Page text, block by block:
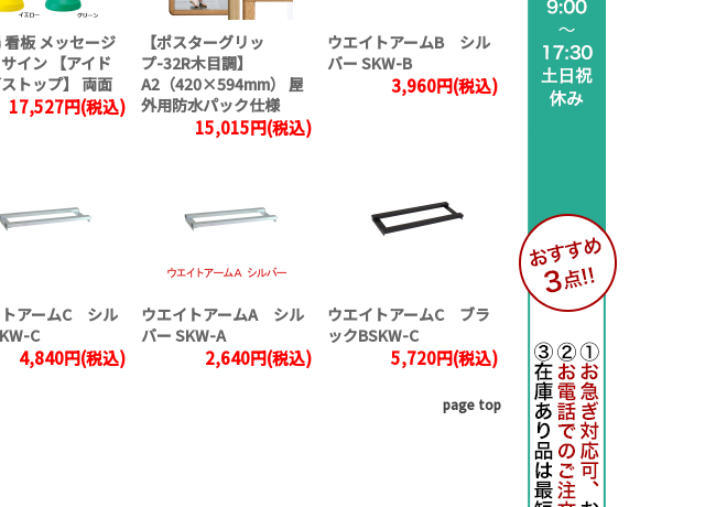
看板 メッセージ
イン 【アイド
トップ】 両面
17,527円(税込)
【ポスターグリッ
プ-32R木目調】
A2（420×594mm） 屋
外用防水パック仕様
15,015円(税込)
ウエイトアームB シル
バー SKW-B
3,960円(税込)
アームC シル
C
4,840円(税込)
ウエイトアームA シル
バー SKW-A
2,640円(税込)
ウエイトアームC ブラ
ックBSKW-C
5,720円(税込)
page top